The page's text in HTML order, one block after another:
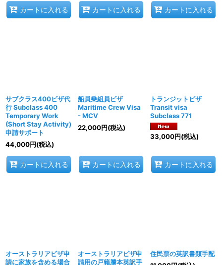
カートに入れる カートに入れる カートに入れる
サブクラス400ビザ代
行 Subclass 400
Temporary Work
(Short Stay Activity)
申請サポート
44,000円(税込)
カートに入れる
船員乗組員ビザ
Maritime Crew Visa
- MCV
22,000円(税込)
カートに入れる
トランジットビザ
Transit visa
Subclass 771
33,000円(税込)
カートに入れる
オーストラリアビザ申
請に家族を含める場合
オーストラリアビザ申
請用の戸籍謄本英訳手
住民票の英訳書類手配